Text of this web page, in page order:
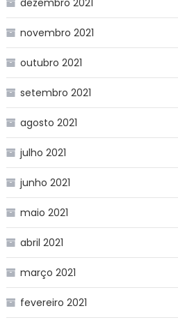
novembro 2021
outubro 2021
setembro 2021
agosto 2021
julho 2021
junho 2021
maio 2021
abril 2021
março 2021
fevereiro 2021